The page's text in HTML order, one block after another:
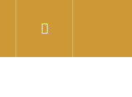
Přihlášení